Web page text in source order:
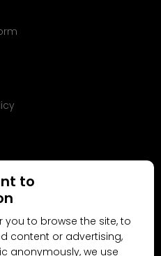
to
you to browse the site, to
content or advertising,
anonymously, we use